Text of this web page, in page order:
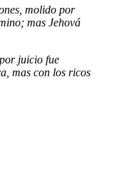
molido por
mas Jehová
juicio fue
mas con los ricos